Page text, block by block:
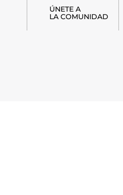
ÚNETE A
LA COMUNIDAD